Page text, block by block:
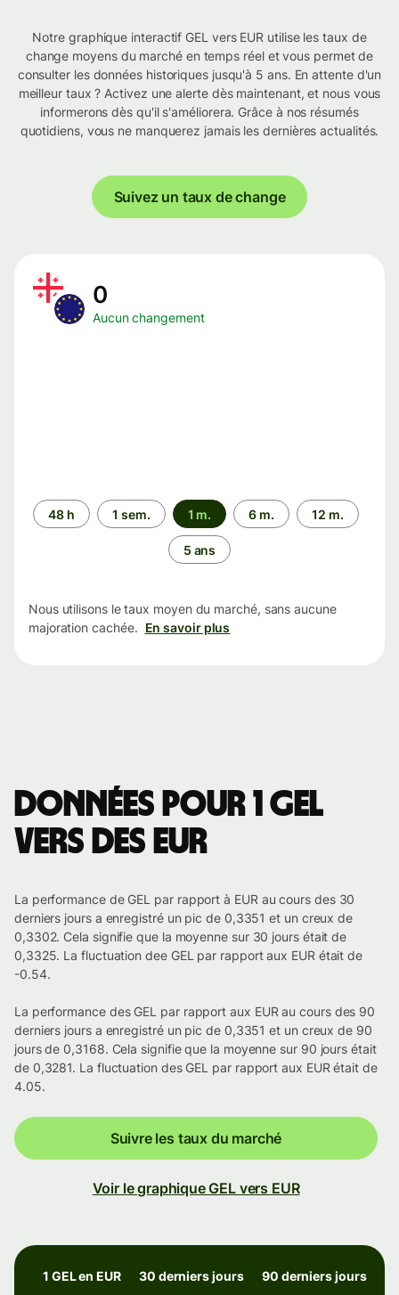
Notre graphique interactif GEL vers EUR utilise les taux de
change moyens du marché en temps réel et vous permet de
consulter les données historiques jusqu'à 5 ans. En attente d'un
meilleur taux ? Activez une alerte dès maintenant, et nous vous
informerons dès qu'il s'améliorera. Grâce à nos résumés
quotidiens, vous ne manquerez jamais les dernières actualités.
Suivez un taux de change
0
Aucun changement
Période
48 h 1 sem. 1 m. 6 m. 12 m.
5 ans
Nous utilisons le taux moyen du marché, sans aucune
majoration cachée. En savoir plus
Données pour 1 GEL
vers des EUR
La performance de GEL par rapport à EUR au cours des 30
derniers jours a enregistré un pic de 0,3351 et un creux de
0,3302. Cela signifie que la moyenne sur 30 jours était de
0,3325. La fluctuation dee GEL par rapport aux EUR était de
-0.54.
La performance des GEL par rapport aux EUR au cours des 90
derniers jours a enregistré un pic de 0,3351 et un creux de 90
jours de 0,3168. Cela signifie que la moyenne sur 90 jours était
de 0,3281. La fluctuation des GEL par rapport aux EUR était de
4.05.
Suivre les taux du marché
Voir le graphique GEL vers EUR
1 GEL en EUR 30 derniers jours 90 derniers jours